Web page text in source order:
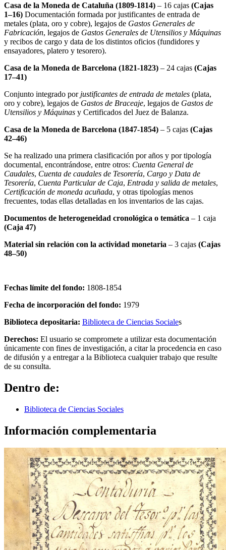
Casa de la Moneda de Cataluña (1809-1814) – 16 cajas (Cajas
1–16) Documentación formada por justificantes de entrada de
metales (plata, oro y cobre), legajos de Gastos Generales de
Fabricación, legajos de Gastos Generales de Utensilios y Máquinas
y recibos de cargo y data de los distintos oficios (fundidores y
ensayadores, platero y tesorero).
Casa de la Moneda de Barcelona (1821-1823) – 24 cajas (Cajas
17–41)
Conjunto integrado porjustificantes de entrada de metales (plata,
oro y cobre), legajos de Gastos de Braceaje, legajos de Gastos de
Utensilios y Máquinas y Certificados del Juez de Balanza.
Casa de la Moneda de Barcelona (1847-1854) – 5 cajas (Cajas
42–46)
Se ha realizado una primera clasificación por años y por tipología
documental, encontrándose, entre otros: Cuenta General de
Caudales, Cuenta de caudales de Tesorería, Cargo y Data de
Tesorería, Cuenta Particular de Caja, Entrada y salida de metales,
Certificación de moneda acuñada, y otras tipologías menos
frecuentes, todas ellas detalladas en los inventarios de las cajas.
Documentos de heterogeneidad cronológica o temática – 1 caja
(Caja 47)
Material sin relación con la actividad monetaria – 3 cajas (Cajas
48–50)
Fechas límite del fondo: 1808-1854
Fecha de incorporación del fondo: 1979
Biblioteca depositaria: Biblioteca de Ciencias Sociales
Derechos: El usuario se compromete a utilizar esta documentación
únicamente con fines de investigación, a citar la procedencia en caso
de difusión y a entregar a la Biblioteca cualquier trabajo que resulte
de su consulta.
Dentro de:
Biblioteca de Ciencias Sociales
Información complementaria